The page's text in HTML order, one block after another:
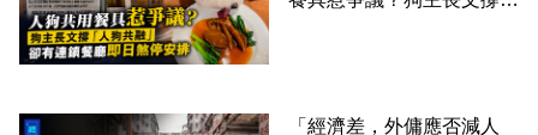
「經濟差，外傭應否減人